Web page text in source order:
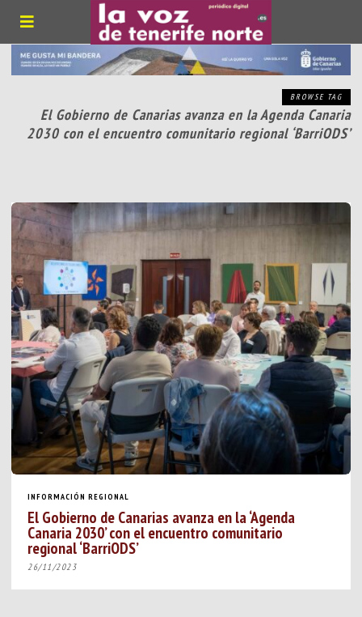
BROWSE TAG
El Gobierno de Canarias avanza en la Agenda Canaria
2030 con el encuentro comunitario regional ‘BarriODS’
INFORMACIÓN REGIONAL
El Gobierno de Canarias avanza en la ‘Agenda
Canaria 2030’ con el encuentro comunitario
regional ‘BarriODS’
26/11/2023